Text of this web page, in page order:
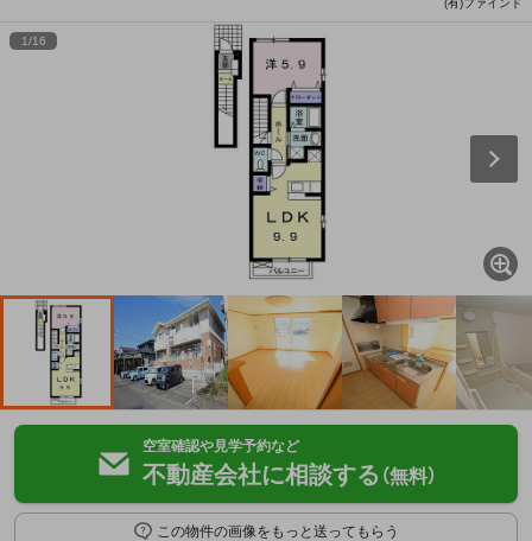
1/16
空室確認や見学予約など
不動産会社に相談する （無料）
この物件の画像をもっと送ってもらう